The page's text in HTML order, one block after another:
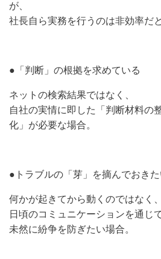
が、
社長自ら実務を行うのは非効率だ
●「判断」の根拠を求めている
ネットの検索結果ではなく、
自社の実情に即した「判断材料の
化」が必要な場合。
●トラブルの「芽」を摘んでおきた
何かが起きてから動くのではなく、
日頃のコミュニケーションを通じて
未然に紛争を防ぎたい場合。